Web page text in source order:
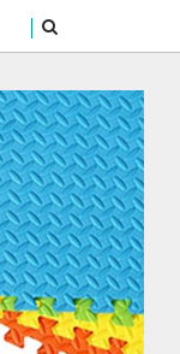
SEARCH